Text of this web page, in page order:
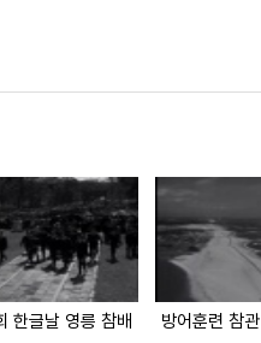
한글날 영릉 참배 방어훈련 참관